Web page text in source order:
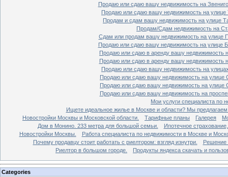
Продаю или сдаю вашу недвижимость на
Продаю или сдаю вашу недвижимость на улице
Продам и сдам вашу недвижимость на улице
Продам/Сдам недвижимость на
Сдам или продам вашу недвижимость на улице
Продаю или сдаю вашу недвижимость на улице
Продаю или сдаю в аренду вашу недвижимость
Продаю или сдаю в аренду вашу недвижимость
Продаю или сдаю вашу недвижимость на
Продаю или сдаю вашу недвижимость на улице
Продаю или сдаю вашу недвижимость на улице
Продаю или сдаю вашу недвижимость на
Мои услуги специалиста по
Ищете идеальное жилье в Москве и области? Мы
Новостройки Москвы и Московской области.
Тарифные планы Галерея
Дом в Монино. 233 метра для большой семьи.
Ипотечное
Новостройки Москвы.
Работа специалиста по недвижимости в Москве и
Почему продавцу стоит работать с риелтором: взгляд изнутри.
Решение
Риелтор в большом городе.
Продукты яндекса скачать и
Categories